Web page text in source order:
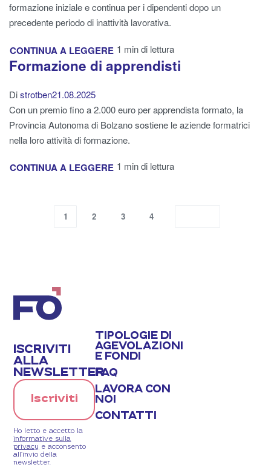
formazione iniziale e continua per i dipendenti dopo un
precedente periodo di inattività lavorativa.
CONTINUA A LEGGERE 1 min di lettura
Formazione di apprendisti
Distrotben21.08.2025
Con un premio fino a 2.000 euro per apprendista formato, la
Provincia Autonoma di Bolzano sostiene le aziende formatrici
nella loro attività di formazione.
CONTINUA A LEGGERE 1 min di lettura
1 2 3 4
TIPOLOGIE DI
AGEVOLAZIONI
E FONDI
FAQ
LAVORA CON
NOI
CONTATTI
ISCRIVITI
ALLA
NEWSLETTER
Iscriviti
Ho letto e accetto la
informative sulla
privacy e acconsento
all’invio della
newsletter.